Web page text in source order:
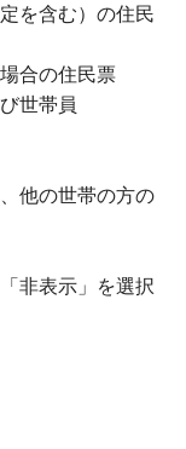
を含む）の住民
合の住民票
世帯員
他の世帯の方の
非表示」を選択